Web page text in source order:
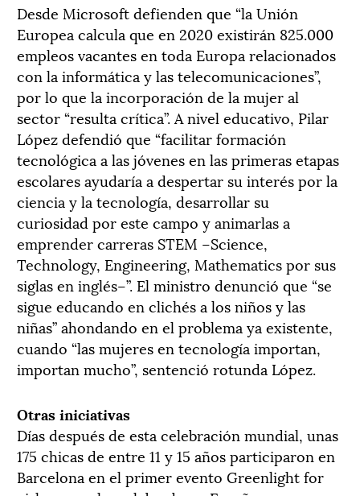
Desde Microsoft defienden que “la Unión
Europea calcula que en 2020 existirán 825.000
empleos vacantes en toda Europa relacionados
con la informática y las telecomunicaciones”,
por lo que la incorporación de la mujer al
sector “resulta crítica”. A nivel educativo, Pilar
López defendió que “facilitar formación
tecnológica a las jóvenes en las primeras etapas
escolares ayudaría a despertar su interés por la
ciencia y la tecnología, desarrollar su
curiosidad por este campo y animarlas a
emprender carreras STEM –Science,
Technology, Engineering, Mathematics por sus
siglas en inglés–”. El ministro denunció que “se
sigue educando en clichés a los niños y las
niñas” ahondando en el problema ya existente,
cuando “las mujeres en tecnología importan,
importan mucho”, sentenció rotunda López.
Otras iniciativas
Días después de esta celebración mundial, unas
175 chicas de entre 11 y 15 años participaron en
Barcelona en el primer evento Greenlight for